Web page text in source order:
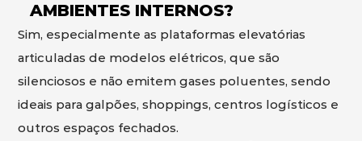
AMBIENTES INTERNOS?
Sim, especialmente as plataformas elevatórias
articuladas de modelos elétricos, que são
silenciosos e não emitem gases poluentes, sendo
ideais para galpões, shoppings, centros logísticos e
outros espaços fechados.